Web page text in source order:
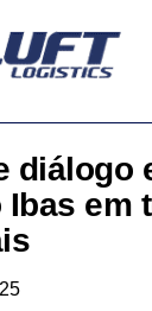
diálogo
em